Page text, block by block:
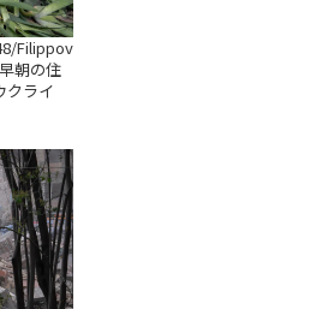
Filippov
朝の住
クライ